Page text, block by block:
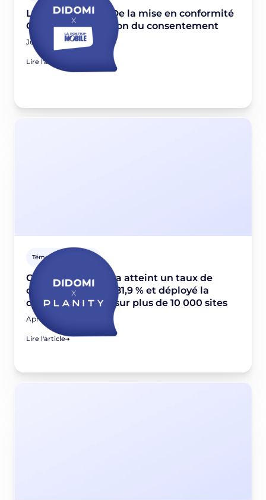
La Poste Mobile : De la mise en conformité
CNIL à l'optimisation du consentement
June 11, 2026
Lire l'article
Témoignages clients
Comment Planity a atteint un taux de
consentement de 81,9 % et déployé la
conformité RGPD sur plus de 10 000 sites
April 24, 2026
Lire l'article